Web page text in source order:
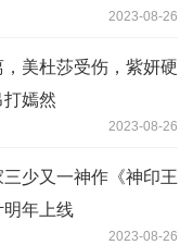
2023-08-26
美杜莎受伤，紫妍硬
打嫣然
2023-08-26
少又一神作《神印王
明年上线
2023-08-26